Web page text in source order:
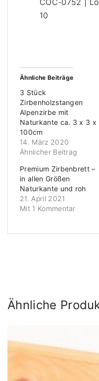
10
Ähnliche Beiträge
3 Stück
Zirbenholzstangen
Alpenzirbe mit
Naturkante ca. 3 x 3 x
100cm
14. März 2020
Ähnlicher Beitrag
Premium Zirbenbrett –
in allen Größen
Naturkante und roh
21. April 2021
Mit 1 Kommentar
Ähnliche